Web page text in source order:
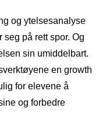
og ytelsesanalyse
på rett spor. Og
sin umiddelbart.
en growth
for elevene å
og forbedre